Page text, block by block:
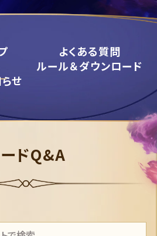
よくある質問
ルール＆ダウンロード
せ
ドQ&A